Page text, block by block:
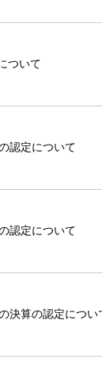
ついて
認定について
認定について
決算の認定について